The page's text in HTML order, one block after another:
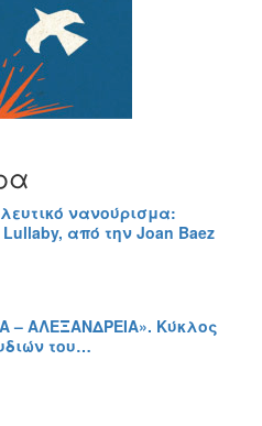
νανούρισμα:
από την Joan Baez
– ΑΛΕΞΑΝΔΡΕΙΑ». Κύκλος
του…